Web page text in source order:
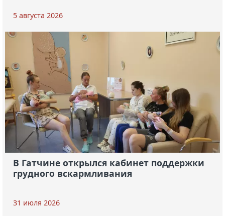
5 августа 2026
В Гатчине открылся кабинет поддержки
грудного вскармливания
31 июля 2026